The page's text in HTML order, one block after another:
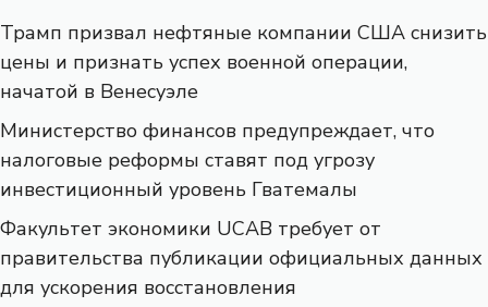
Трамп призвал нефтяные компании США снизить
цены и признать успех военной операции,
начатой ​​в Венесуэле
Министерство финансов предупреждает, что
налоговые реформы ставят под угрозу
инвестиционный уровень Гватемалы
Факультет экономики UCAB требует от
правительства публикации официальных данных
для ускорения восстановления